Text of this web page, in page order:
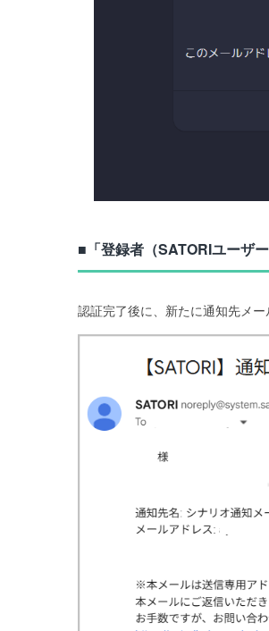
■「登録者（SATORIユーザ
認証完了後に、新たに通知先メ